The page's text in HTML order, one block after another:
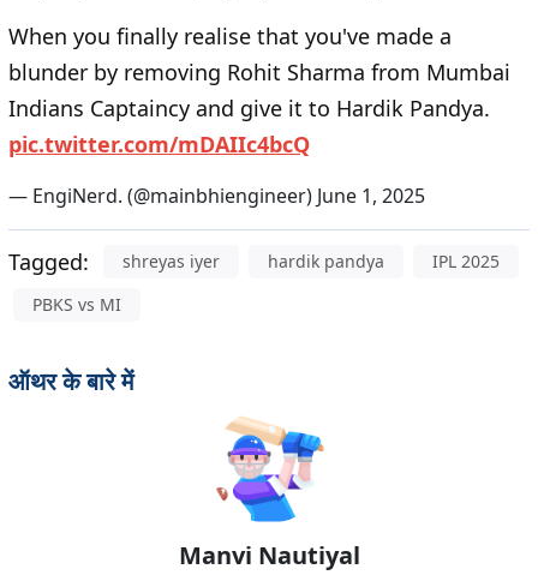
When you finally realise that you've made a
blunder by removing Rohit Sharma from Mumbai
Indians Captaincy and give it to Hardik Pandya.
pic.twitter.com/mDAIIc4bcQ
— EngiNerd. (@mainbhiengineer) June 1, 2025
Tagged: shreyas iyer hardik pandya
IPL 2025
PBKS vs MI
ऑथर के बारे में
Manvi Nautiyal